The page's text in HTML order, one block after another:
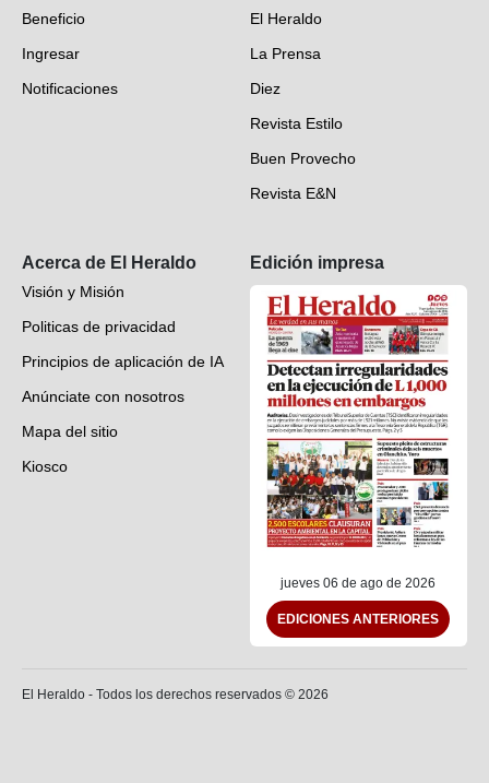
Fotogalerías
Deportes
Videos
Beneficio
Ingresar
Notificaciones
El Heraldo
La Prensa
Diez
Revista Estilo
Buen Provecho
Revista E&N
Acerca de El Heraldo
Visión y Misión
Politicas de privacidad
Principios de aplicación de IA
Anúnciate con nosotros
Mapa del sitio
Kiosco
Edición impresa
jueves 06 de ago de 2026
EDICIONES ANTERIORES
El Heraldo - Todos los derechos reservados © 2026